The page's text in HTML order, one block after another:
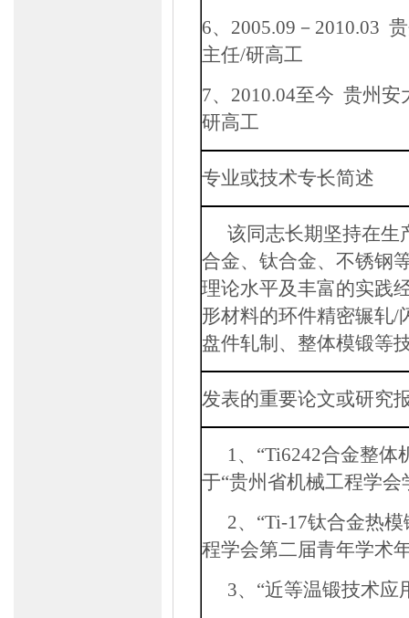
6、 2005.09 － 2010.03
主任/研高工
7、 2010.04至今 贵州安
研高工
专业或技术专长简述
该同志长期坚持在生
合金、钛合金、不锈钢
理论水平及丰富的实践
形材料的环件精密辗轧/
盘件轧制、整体模锻等
发表的重要论文或研究
1、“Ti6242合金整体
于“贵州省机械工程学会
2、“Ti-17钛合金热模
程学会第二届青年学术
3、“近等温锻技术应